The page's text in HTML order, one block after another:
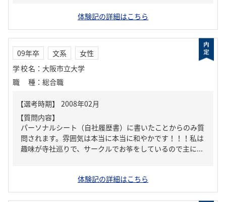
体験記の詳細はこちら
09年卒 文系
女性
学校名 ： 大阪市立大学
職種 ： 総合職
【質問内容】
パーソナルシート（自社履歴書）に書いたことからのみ質
問されます。雰囲気は本当に本当に和やかです！！！私は
趣味が寺社巡りで、サークルでお筝をしているので主に...
体験記の詳細はこちら